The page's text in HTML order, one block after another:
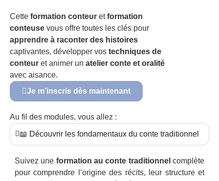
Cette formation conteur etformation
conteuse vous offre toutes les clés pour
apprendre à raconter des histoires
captivantes, développer vos techniques de
conteur et animer un atelier conte et oralité
avec aisance.
Je m’inscris dès maintenant
Au fil des modules, vous allez :
📖 Découvrir les fondamentaux du conte traditionnel
Suivez une formation au conte traditionnel complète
pour comprendre l’origine des récits, leur structure et